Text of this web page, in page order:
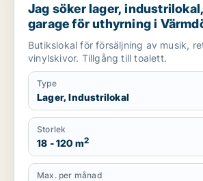
Jag söker lager,
garage för uthyrning i
Butikslokal för försäljning av musik,
vinylskivor. Tillgång till toalett.
Type
Lager, Industrilokal
Storlek
18 - 120 m2
Max. per månad